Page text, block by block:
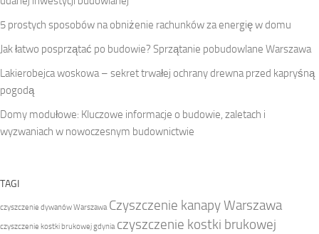
5 prostych sposobów na obniżenie rachunków za energię w domu
Jak łatwo posprzątać po budowie? Sprzątanie pobudowlane Warszawa
Lakierobejca woskowa – sekret trwałej ochrany drewna przed kapryśną
pogodą
Domy modułowe: Kluczowe informacje o budowie, zaletach i
wyzwaniach w nowoczesnym budownictwie
TAGI
czyszczenie dywanów Warszawa Czyszczenie kanapy Warszawa
czyszczenie kostki brukowej gdynia czyszczenie kostki brukowej